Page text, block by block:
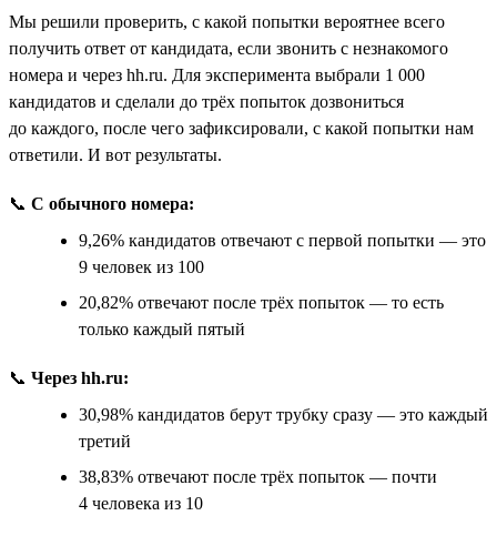
Мы решили проверить, с какой попытки вероятнее всего
получить ответ от кандидата, если звонить с незнакомого
номера и через hh.ru. Для эксперимента выбрали 1 000
кандидатов и сделали до трёх попыток дозвониться
до каждого, после чего зафиксировали, с какой попытки нам
ответили. И вот результаты.
📞 С обычного номера:
9,26% кандидатов отвечают с первой попытки — это
9 человек из 100
20,82% отвечают после трёх попыток — то есть
только каждый пятый
📞 Через hh.ru:
30,98% кандидатов берут трубку сразу — это каждый
третий
38,83% отвечают после трёх попыток — почти
4 человека из 10